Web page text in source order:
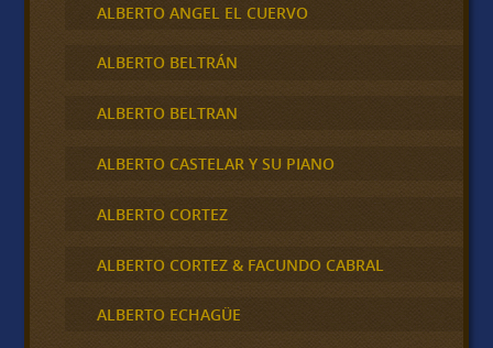
ALBERTO ANGEL EL CUERVO
ALBERTO BELTRÁN
ALBERTO BELTRAN
ALBERTO CASTELAR Y SU PIANO
ALBERTO CORTEZ
ALBERTO CORTEZ & FACUNDO CABRAL
ALBERTO ECHAGÜE